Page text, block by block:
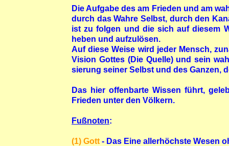
Die Aufgabe des am Frieden und am
durch das Wahre Selbst, durch den
ist zu folgen und die sich auf diesem
heben und aufzulösen.
Auf diese Weise wird jeder Mensch,
Vision Gottes (Die Quelle) und sein
sierung seiner Selbst und des Ganzen,
Das hier offenbarte Wissen führt,
Frieden unter den Völkern.
Fußnoten:
(1) Gott - Das Eine allerhöchste Wesen